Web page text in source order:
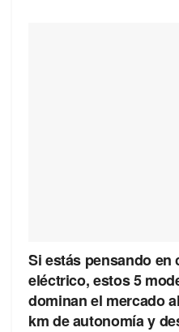
Si estás pensando
eléctrico, estos 5
dominan el mercado
km de autonomía y